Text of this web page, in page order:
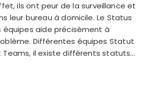
ils ont peur de la surveillance et
leur bureau à domicile. Le Status
équipes aide précisément à
Différentes équipes Statut
Teams, il existe différents statuts...